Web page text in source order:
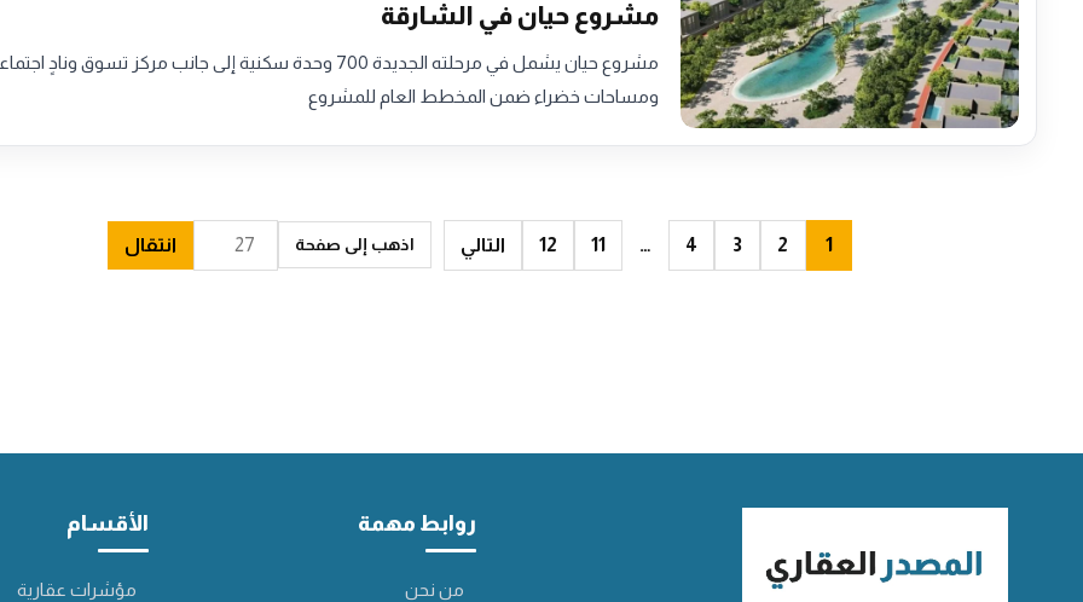
مشروع حيان في الشارقة
مشروع حيان يشمل في مرحلته الجديدة 700 وحدة سكنية إلى جانب مركز تسوق ونادٍ
ومساحات خضراء ضمن المخطط العام للمشروع
1
2
3
4
…
11
12 التالي اذهب إلى صفحة انتقال
روابط مهمة
من نحن
الأقسام
مؤشرات عقارية